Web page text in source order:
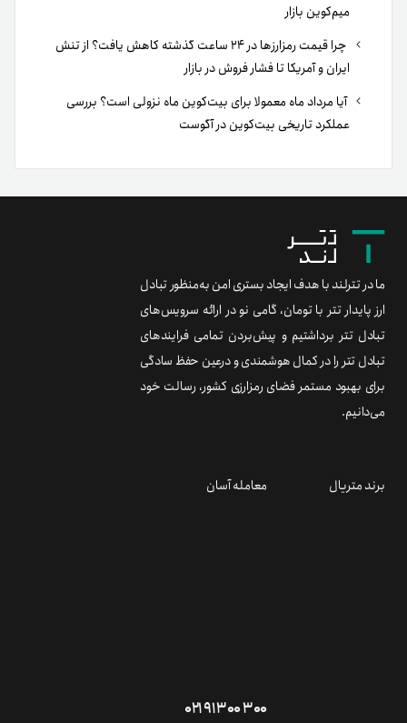
میم‌کوین بازار
چرا قیمت رمزارزها در ۲۴ ساعت گذشته کاهش یافت؟ از تنش
ایران و آمریکا تا فشار فروش در بازار
آیا مرداد ماه معمولا برای بیت‌کوین ماه نزولی است؟ بررسی
عملکرد تاریخی بیت‌کوین در آگوست
ما در تترلند با هدف ایجاد بستری امن به‌منظور تبادل
ارز پایدار تتر با تومان، گامی نو در ارائه سرویس‌های
تبادل تتر برداشتیم و پیش‌بردن تمامی فرایندهای
تبادل تتر را در کمال هوشمندی و درعین حفظ سادگی
برای بهبود مستمر فضای رمزارزی کشور، رسالت خود
می‌دانیم.
برند متریال معامله آسان
۰۲۱ ۹۱ ۳۰۰ ۳۰۰